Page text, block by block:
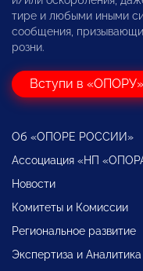
тире и любыми иными
сообщения,
розни.
Вступи в «ОПОРУ»
Об «ОПОРЕ РОССИИ»
Ассоциация «НП
Новости
Комитеты и Комиссии
Региональное развитие
Экспертиза и Аналитика